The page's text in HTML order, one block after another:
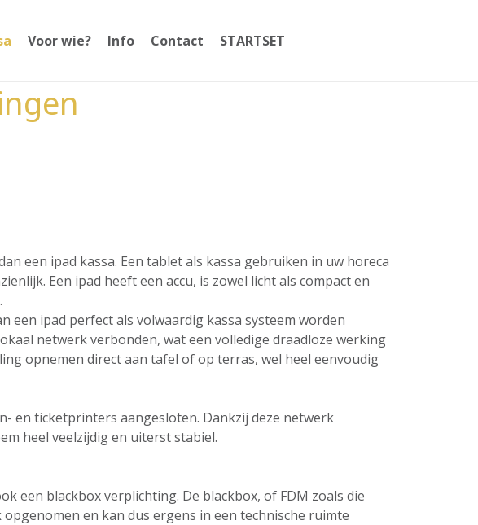
Voor wie? Info Contact STARTSET
een ipad kassa. Een tablet als kassa gebruiken in uw horeca
Een ipad heeft een accu, is zowel licht als compact en
een ipad perfect als volwaardig kassa systeem worden
netwerk verbonden, wat een volledige draadloze werking
opnemen direct aan tafel of op terras, wel heel eenvoudig
en ticketprinters aangesloten. Dankzij deze netwerk
heel veelzijdig en uiterst stabiel.
een blackbox verplichting. De blackbox, of FDM zoals die
en kan dus ergens in een technische ruimte